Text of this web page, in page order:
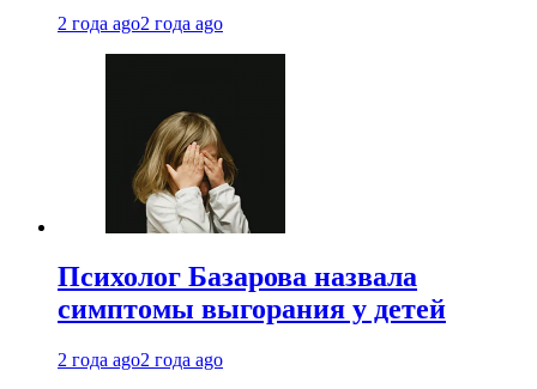
2 года ago2 года ago
Психолог Базарова назвала
симптомы выгорания у детей
2 года ago2 года ago